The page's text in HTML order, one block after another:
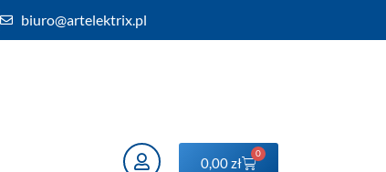
biuro@artelektrix.pl
0,00zł
0